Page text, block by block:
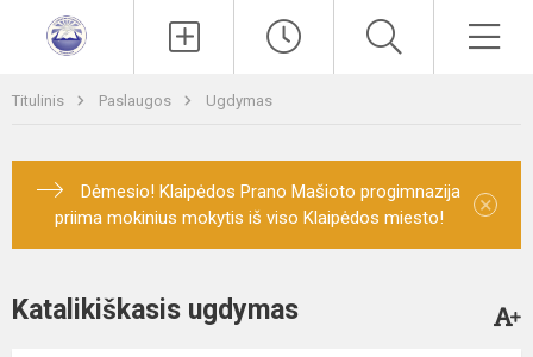
Titulinis Paslaugos Ugdymas
Dėmesio! Klaipėdos Prano Mašioto progimnazija
priima mokinius mokytis iš viso Klaipėdos miesto!
×
Katalikiškasis ugdymas